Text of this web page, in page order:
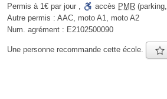
Permis à 1€ par jour , accès PMR
Autre permis : AAC, moto A1, moto A2
Num. agrément : E2102500090
Une personne recommande cette école.